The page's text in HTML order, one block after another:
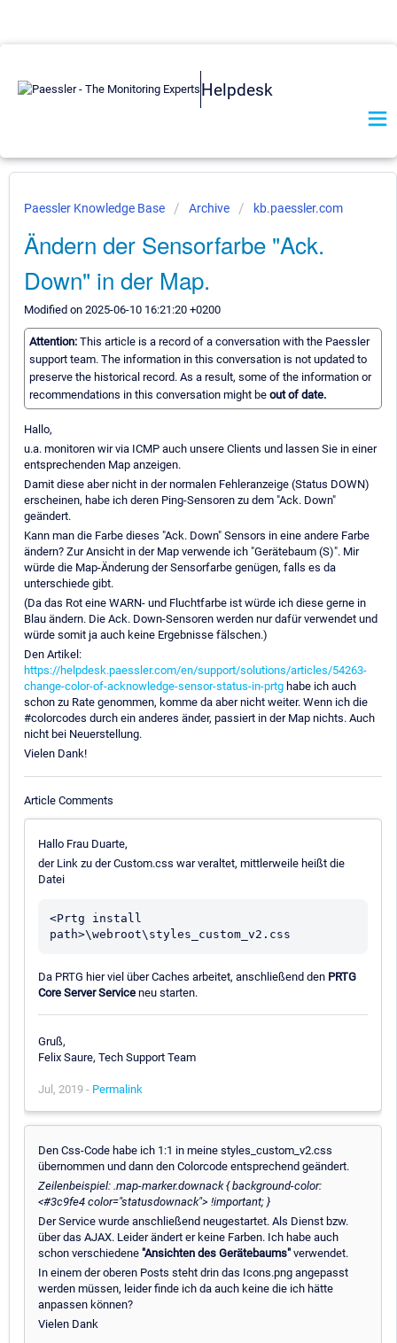
Helpdesk
Paessler Knowledge Base Archive kb.paessler.com
Ändern der Sensorfarbe "Ack.
Down" in der Map.
Modified on 2025-06-10 16:21:20 +0200
Attention: This article is a record of a conversation with the Paessler
support team. The information in this conversation is not updated to
preserve the historical record. As a result, some of the information or
recommendations in this conversation might be out of date.
Hallo,
u.a. monitoren wir via ICMP auch unsere Clients und lassen Sie in einer
entsprechenden Map anzeigen.
Damit diese aber nicht in der normalen Fehleranzeige (Status DOWN)
erscheinen, habe ich deren Ping-Sensoren zu dem "Ack. Down"
geändert.
Kann man die Farbe dieses "Ack. Down" Sensors in eine andere Farbe
ändern? Zur Ansicht in der Map verwende ich "Gerätebaum (S)". Mir
würde die Map-Änderung der Sensorfarbe genügen, falls es da
unterschiede gibt.
(Da das Rot eine WARN- und Fluchtfarbe ist würde ich diese gerne in
Blau ändern. Die Ack. Down-Sensoren werden nur dafür verwendet und
würde somit ja auch keine Ergebnisse fälschen.)
Den Artikel:
https://helpdesk.paessler.com/en/support/solutions/articles/54263-
change-color-of-acknowledge-sensor-status-in-prtg habe ich auch
schon zu Rate genommen, komme da aber nicht weiter. Wenn ich die
#colorcodes durch ein anderes änder, passiert in der Map nichts. Auch
nicht bei Neuerstellung.
Vielen Dank!
Article Comments
Hallo Frau Duarte,
der Link zu der Custom.css war veraltet, mittlerweile heißt die
Datei
<Prtg install
Da PRTG hier viel über Caches arbeitet, anschließend den PRTG
Core Server Service neu starten.
Gruß,
Felix Saure, Tech Support Team
Jul, 2019 - Permalink
Den Css-Code habe ich 1:1 in meine styles_custom_v2.css
übernommen und dann den Colorcode entsprechend geändert.
Zeilenbeispiel: .map-marker.downack { background-color:
<#3c9fe4 color="statusdownack"> !important; }
Der Service wurde anschließend neugestartet. Als Dienst bzw.
über das AJAX. Leider ändert er keine Farben. Ich habe auch
schon verschiedene "Ansichten des Gerätebaums" verwendet.
In einem der oberen Posts steht drin das Icons.png angepasst
werden müssen, leider finde ich da auch keine die ich hätte
anpassen können?
Vielen Dank